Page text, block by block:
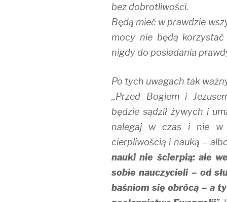
bez dobrotliwości.
Będą mieć w prawdzie
mocy nie będą
nigdy do posiadania
Po tych uwagach tak
,,Przed Bogiem i
będzie sądził żywych i
nalegaj w czas i nie w
cierpliwością i nauką –
nauki nie ścierpią: ale
sobie nauczycieli – od
baśniom się obrócą – a